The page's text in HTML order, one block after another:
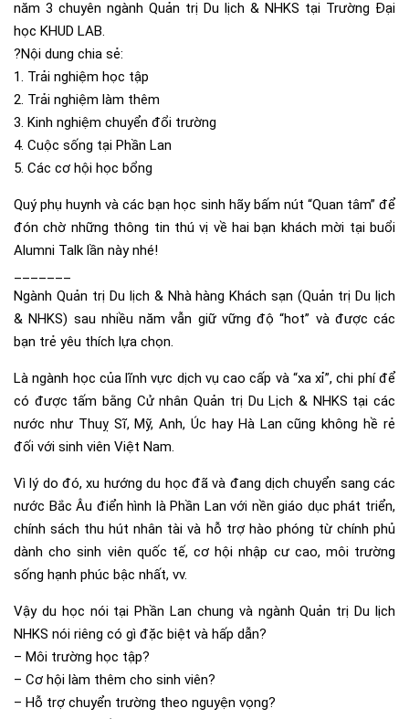
năm 3 chuyên ngành Quản trị Du lịch & NHKS tại Trường Đại
học KHUD LAB.
?Nội dung chia sẻ:
1. Trải nghiệm học tập
2. Trải nghiệm làm thêm
3. Kinh nghiệm chuyển đổi trường
4. Cuộc sống tại Phần Lan
5. Các cơ hội học bổng
Quý phụ huynh và các bạn học sinh hãy bấm nút “Quan tâm” để
đón chờ những thông tin thú vị về hai bạn khách mời tại buổi
Alumni Talk lần này nhé!
Ngành Quản trị Du lịch & Nhà hàng Khách sạn (Quản trị Du lịch
& NHKS) sau nhiều năm vẫn giữ vững độ “hot” và được các
bạn trẻ yêu thích lựa chọn.
Là ngành học của lĩnh vực dịch vụ cao cấp và “xa xỉ”, chi phí để
có được tấm bằng Cử nhân Quản trị Du Lịch & NHKS tại các
nước như Thuỵ Sĩ, Mỹ, Anh, Úc hay Hà Lan cũng không hề rẻ
đối với sinh viên Việt Nam.
Vì lý do đó, xu hướng du học đã và đang dịch chuyển sang các
nước Bắc Âu điển hình là Phần Lan với nền giáo dục phát triển,
chính sách thu hút nhân tài và hỗ trợ hào phóng từ chính phủ
dành cho sinh viên quốc tế, cơ hội nhập cư cao, môi trường
sống hạnh phúc bậc nhất, vv.
Vậy du học nói tại Phần Lan chung và ngành Quản trị Du lịch
NHKS nói riêng có gì đặc biệt và hấp dẫn?
– Môi trường học tập?
– Cơ hội làm thêm cho sinh viên?
– Hỗ trợ chuyển trường theo nguyện vọng?